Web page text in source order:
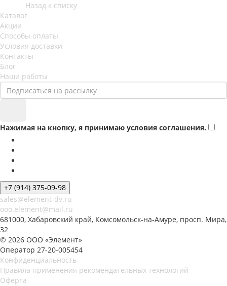
Назад к списку
Каталог
Акции
Способы оплаты
Условия доставки
Контакты
Блог
Наши работы
Нажимая на кнопку, я принимаю условия соглашения.
+7 (914) 375-09-98
sales@element-dv.ru
ooo.element@mail.ru
681000, Хабаровский край, Комсомольск-на-Амуре, просп. Мира,
32
© 2026 ООО «Элемент»
Оператор 27-20-005454
Конфиденциальность
Правила применения рекомендательных технологий
Оферта